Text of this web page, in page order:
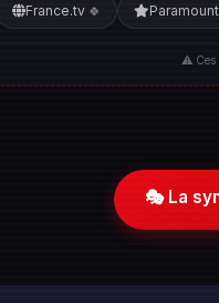
France.tv 🍀
⚠️ Ces
🎭 La